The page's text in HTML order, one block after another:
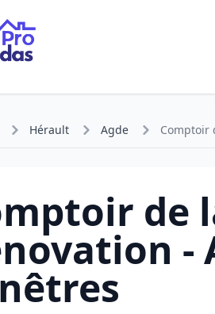
Hérault Agde Comptoir
de
-